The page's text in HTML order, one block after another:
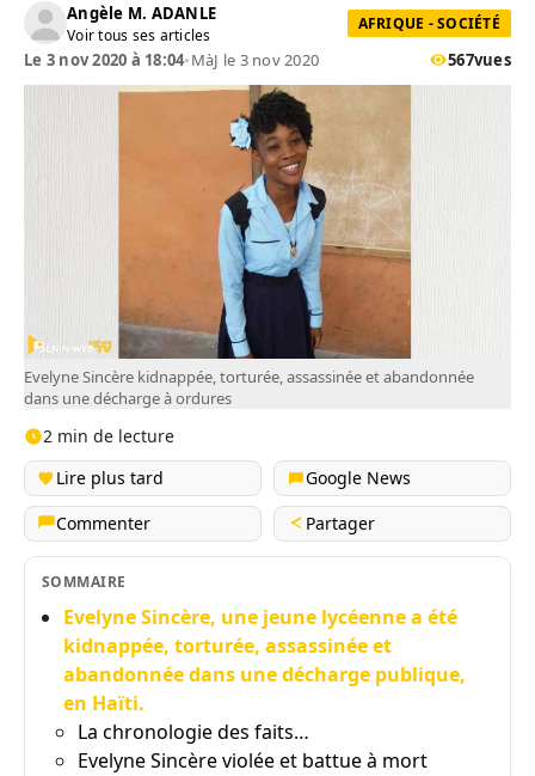
Angèle M. ADANLE
Voir tous ses articles
AFRIQUE - SOCIÉTÉ
Le 3 nov 2020 à 18:04•MàJ le 3 nov 2020 567vues
Evelyne Sincère kidnappée, torturée, assassinée et abandonnée
dans une décharge à ordures
2 min de lecture
Lire plus tard
Google News
Commenter
Partager
SOMMAIRE
Evelyne Sincère, une jeune lycéenne a été
kidnappée, torturée, assassinée et
abandonnée dans une décharge publique,
en Haïti.
La chronologie des faits…
Evelyne Sincère violée et battue à mort